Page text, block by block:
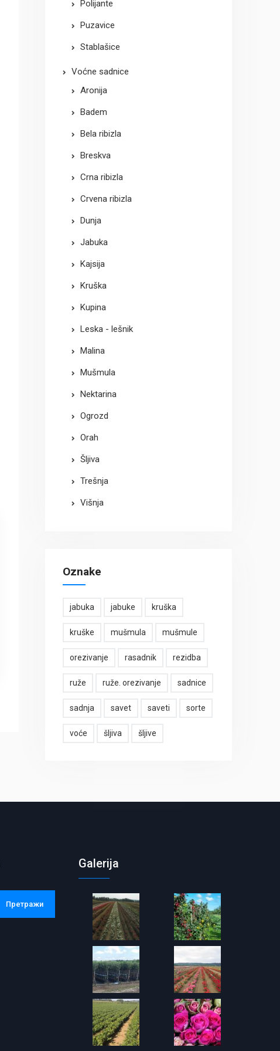
Polijante
Puzavice
Stablašice
Voćne sadnice
Aronija
Badem
Bela ribizla
Breskva
Crna ribizla
Crvena ribizla
Dunja
Jabuka
Kajsija
Kruška
Kupina
Leska - lešnik
Malina
Mušmula
Nektarina
Ogrozd
Orah
Šljiva
Trešnja
Višnja
Oznake
jabuka jabuke kruška
kruške mušmula mušmule
orezivanje rasadnik rezidba
ruže ruže. orezivanje sadnice
sadnja savet saveti sorte
voće šljiva šljive
Претражи
Galerija